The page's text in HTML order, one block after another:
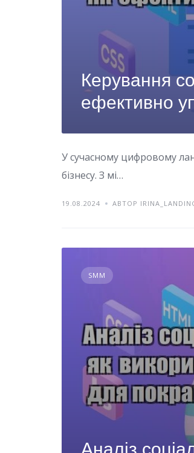
Керування
ефективно
У сучасному цифровому
бізнесу. З мі…
19.08.2024 АВТОР
SMM